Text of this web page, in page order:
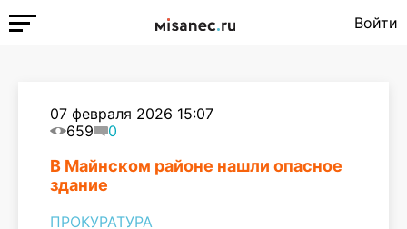
Войти
07 февраля 2026 15:07
659
0
В Майнском районе нашли опасное
здание
ПРОКУРАТУРА